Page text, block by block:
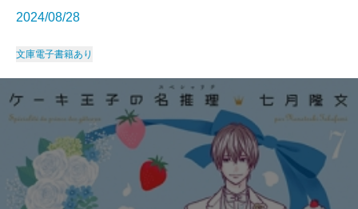
2024/08/28
文庫電子書籍あり